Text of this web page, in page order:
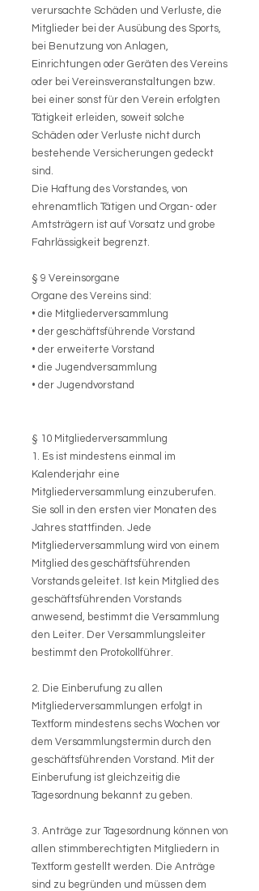
verursachte Schäden und Verluste, die
Mitglieder bei der Ausübung des Sports,
bei Benutzung von Anlagen,
Einrichtungen oder Geräten des Vereins
oder bei Vereinsveranstaltungen bzw.
bei einer sonst für den Verein erfolgten
Tätigkeit erleiden, soweit solche
Schäden oder Verluste nicht durch
bestehende Versicherungen gedeckt
sind.
Die Haftung des Vorstandes, von
ehrenamtlich Tätigen und Organ- oder
Amtsträgern ist auf Vorsatz und grobe
Fahrlässigkeit begrenzt.
§ 9 Vereinsorgane
Organe des Vereins sind:
• die Mitgliederversammlung
• der geschäftsführende Vorstand
• der erweiterte Vorstand
• die Jugendversammlung
• der Jugendvorstand
§ 10 Mitgliederversammlung
1. Es ist mindestens einmal im
Kalenderjahr eine
Mitgliederversammlung einzuberufen.
Sie soll in den ersten vier Monaten des
Jahres stattfinden. Jede
Mitgliederversammlung wird von einem
Mitglied des geschäftsführenden
Vorstands geleitet. Ist kein Mitglied des
geschäftsführenden Vorstands
anwesend, bestimmt die Versammlung
den Leiter. Der Versammlungsleiter
bestimmt den Protokollführer.
2. Die Einberufung zu allen
Mitgliederversammlungen erfolgt in
Textform mindestens sechs Wochen vor
dem Versammlungstermin durch den
geschäftsführenden Vorstand. Mit der
Einberufung ist gleichzeitig die
Tagesordnung bekannt zu geben.
3. Anträge zur Tagesordnung können von
allen stimmberechtigten Mitgliedern in
Textform gestellt werden. Die Anträge
sind zu begründen und müssen dem